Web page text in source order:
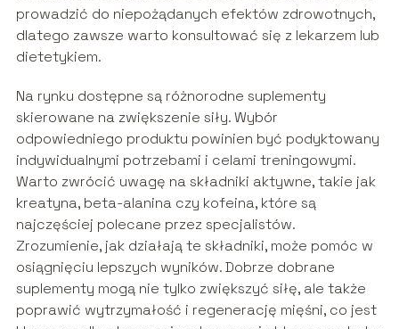
prowadzić do niepożądanych efektów zdrowotnych,
dlatego zawsze warto konsultować się z lekarzem lub
dietetykiem.
Na rynku dostępne są różnorodne suplementy
skierowane na zwiększenie siły. Wybór
odpowiedniego produktu powinien być podyktowany
indywidualnymi potrzebami i celami treningowymi.
Warto zwrócić uwagę na składniki aktywne, takie jak
kreatyna, beta-alanina czy kofeina, które są
najczęściej polecane przez specjalistów.
Zrozumienie, jak działają te składniki, może pomóc w
osiągnięciu lepszych wyników. Dobrze dobrane
suplementy mogą nie tylko zwiększyć siłę, ale także
poprawić wytrzymałość i regenerację mięśni, co jest